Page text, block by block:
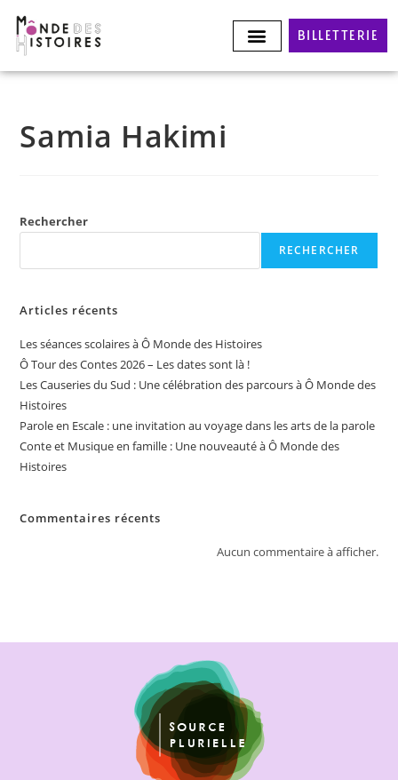
BILLETTERIE
Samia Hakimi
Rechercher
RECHERCHER
Articles récents
Les séances scolaires à Ô Monde des Histoires
Ô Tour des Contes 2026 – Les dates sont là !
Les Causeries du Sud : Une célébration des parcours à Ô Monde des
Histoires
Parole en Escale : une invitation au voyage dans les arts de la parole
Conte et Musique en famille : Une nouveauté à Ô Monde des
Histoires
Commentaires récents
Aucun commentaire à afficher.